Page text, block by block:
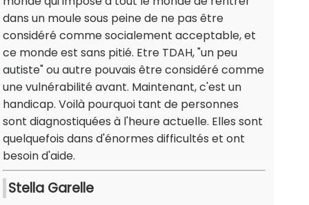
dans un moule sous peine de ne pas être
considéré comme socialement acceptable, et
ce monde est sans pitié. Etre TDAH, "un peu
autiste" ou autre pouvais être considéré comme
une vulnérabilité avant. Maintenant, c'est un
handicap. Voilà pourquoi tant de personnes
sont diagnostiquées à l'heure actuelle. Elles sont
quelquefois dans d'énormes difficultés et ont
besoin d'aide.
Stella Garelle